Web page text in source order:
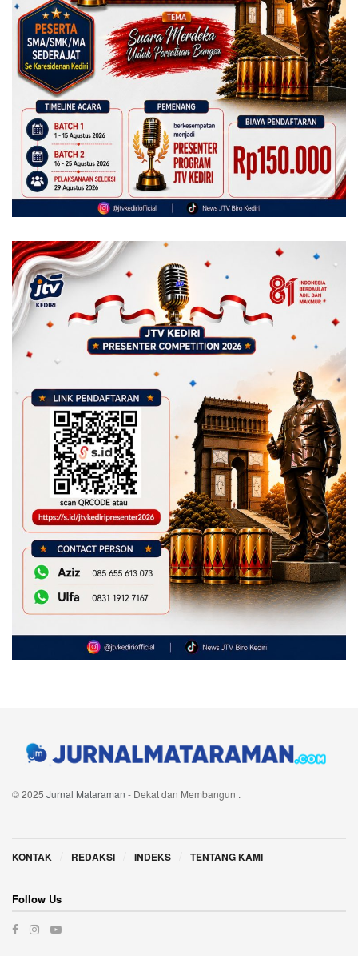
© 2025 Jurnal Mataraman - Dekat dan Membangun .
KONTAK REDAKSI INDEKS TENTANG KAMI
Follow Us